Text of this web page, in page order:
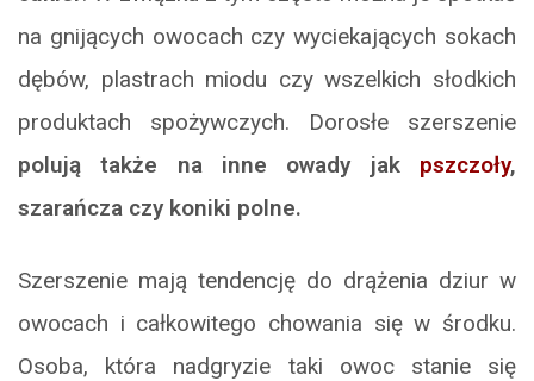
na gnijących owocach czy wyciekających sokach
dębów, plastrach miodu czy wszelkich słodkich
produktach spożywczych. Dorosłe szerszenie
polują także na inne owady jak pszczoły,
szarańcza czy koniki polne.
Szerszenie mają tendencję do drążenia dziur w
owocach i całkowitego chowania się w środku.
Osoba, która nadgryzie taki owoc stanie się